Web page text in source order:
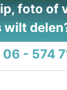
foto of
wilt
06 - 574